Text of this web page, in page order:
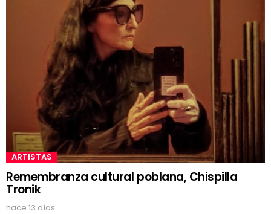
ARTISTAS
Remembranza cultural poblana, Chispilla
Tronik
hace 13 días